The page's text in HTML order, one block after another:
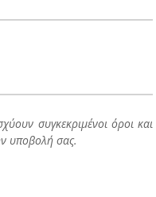
συγκεκριμένοι όροι και
υποβολή σας.